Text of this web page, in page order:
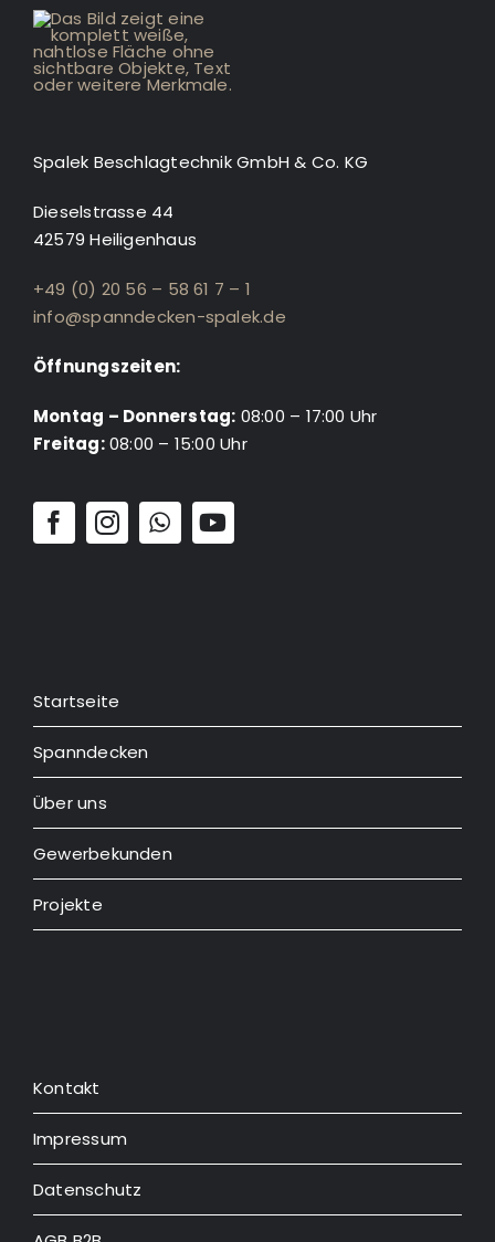
Spalek Beschlagtechnik GmbH & Co. KG
Dieselstrasse 44
42579 Heiligenhaus
+49 (0) 20 56 – 58 61 7 – 1
info@spanndecken-spalek.de
Öffnungszeiten:
Montag – Donnerstag: 08:00 – 17:00 Uhr
Freitag:08:00 – 15:00 Uhr
Startseite
Spanndecken
Über uns
Gewerbekunden
Projekte
Kontakt
Impressum
Datenschutz